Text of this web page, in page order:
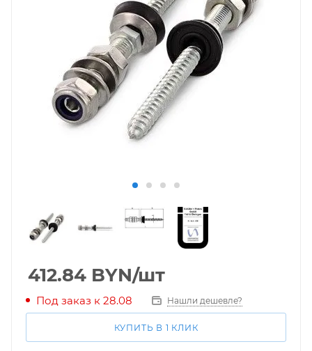
412.84 BYN/шт
Под заказ к 28.08 Нашли дешевле?
КУПИТЬ В 1 КЛИК